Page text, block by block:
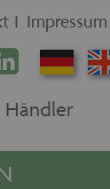
I Impressum
Händler